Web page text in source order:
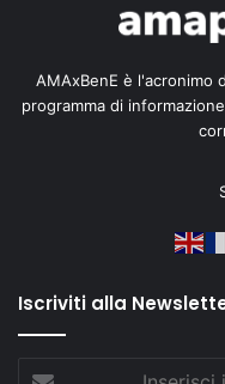
AMAxBenE è l'acronimo
programma di
Iscriviti alla